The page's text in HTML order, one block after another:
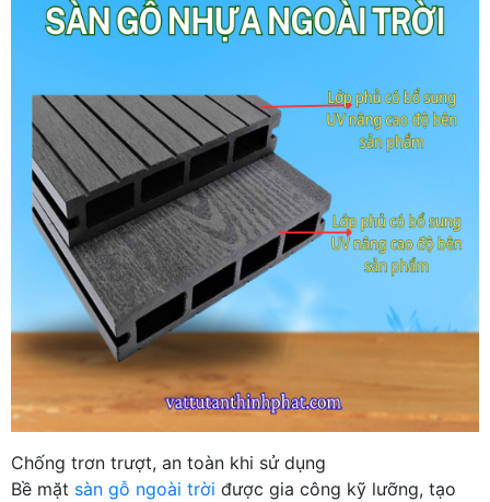
Chống trơn trượt, an toàn khi sử dụng
Bề mặt sàn gỗ ngoài trời được gia công kỹ lưỡng, tạo